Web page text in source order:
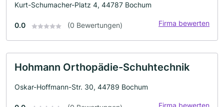
Kurt-Schumacher-Platz 4, 44787 Bochum
0.0 (0 Bewertungen) Firma bewerten
Hohmann Orthopädie-Schuhtechnik
Oskar-Hoffmann-Str. 30, 44789 Bochum